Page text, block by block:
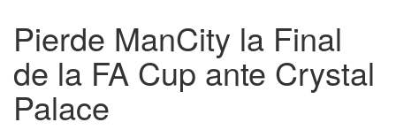
Pierde ManCity la Final
de la FA Cup ante Crystal
Palace